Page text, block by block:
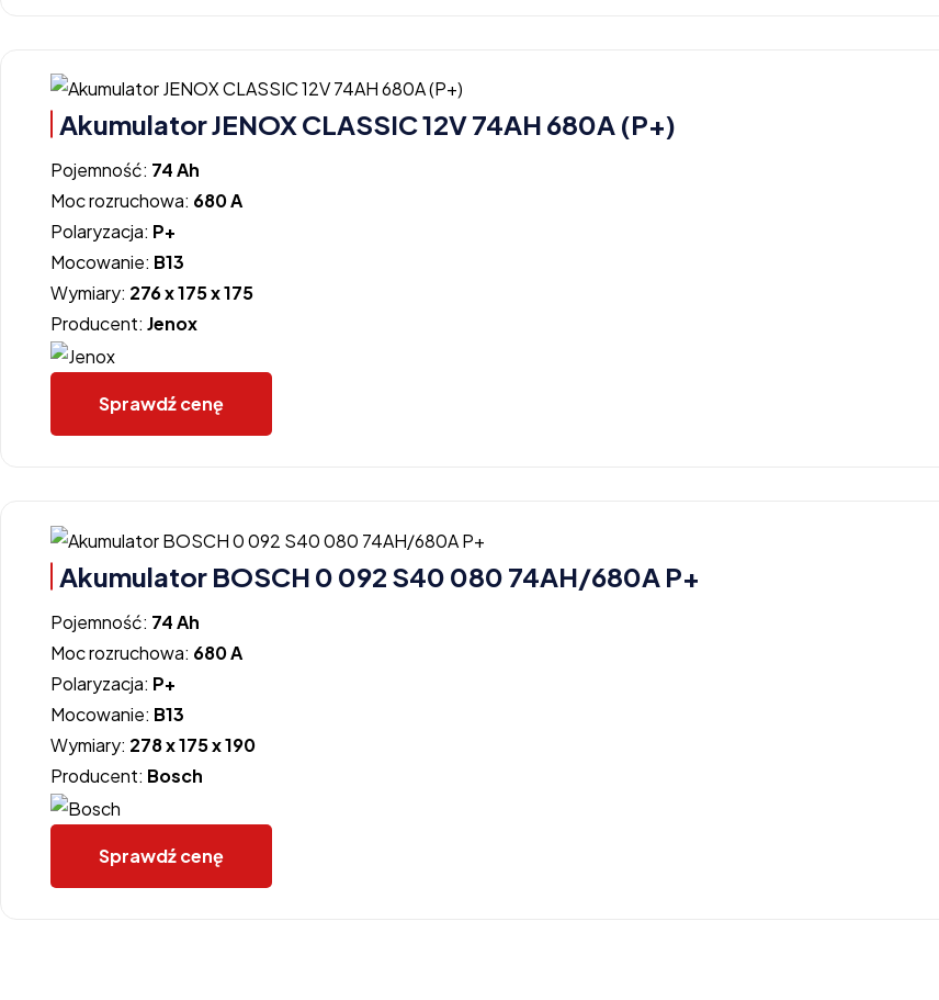
Akumulator JENOX CLASSIC 12V 74AH 680A (P+)
Pojemność: 74 Ah
Moc rozruchowa: 680 A
Polaryzacja: P+
Mocowanie: B13
Wymiary: 276 x 175 x 175
Producent: Jenox
Sprawdź cenę
Akumulator BOSCH 0 092 S40 080 74AH/680A P+
Pojemność: 74 Ah
Moc rozruchowa: 680 A
Polaryzacja: P+
Mocowanie: B13
Wymiary: 278 x 175 x 190
Producent: Bosch
Sprawdź cenę